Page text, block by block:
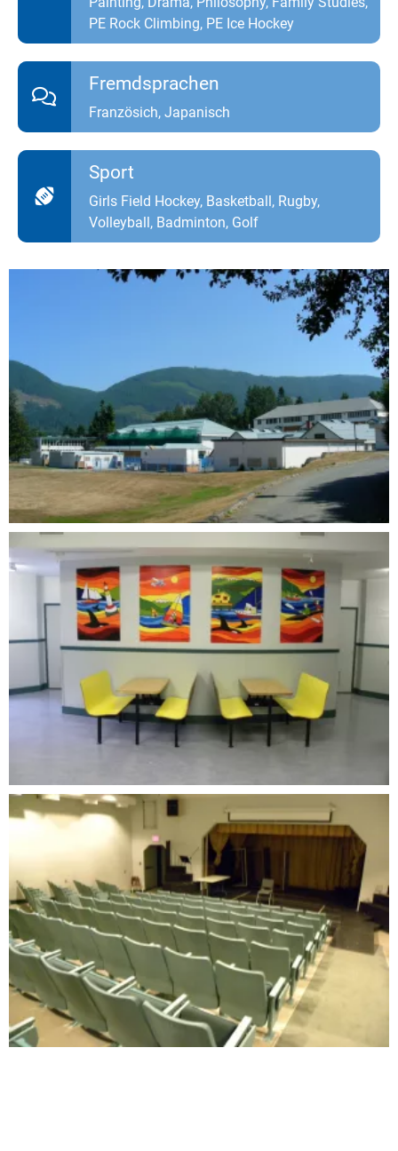
PE Rock Climbing, PE Ice Hockey
Fremdsprachen
Französich, Japanisch
Sport
Girls Field Hockey, Basketball, Rugby,
Volleyball, Badminton, Golf